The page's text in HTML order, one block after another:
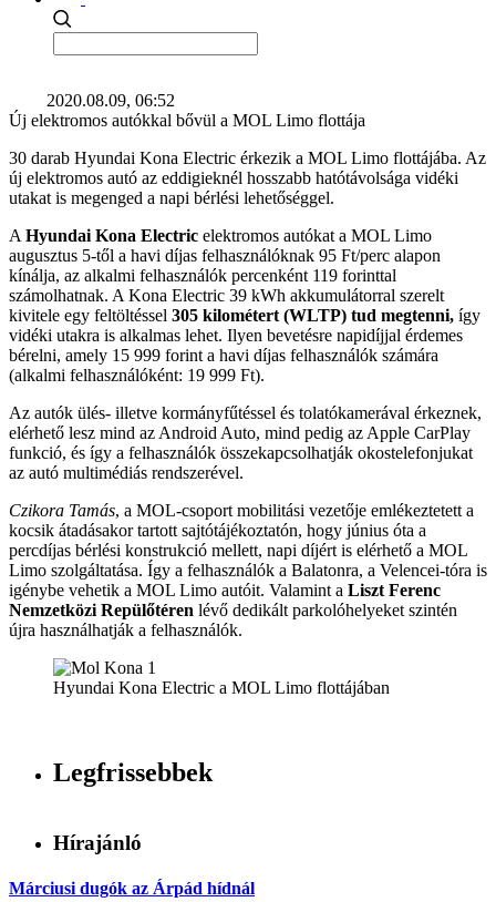
2020.08.09, 06:52
Új elektromos autókkal bővül a MOL Limo flottája
30 darab Hyundai Kona Electric érkezik a MOL Limo flottájába. Az
új elektromos autó az eddigieknél hosszabb hatótávolsága vidéki
utakat is megenged a napi bérlési lehetőséggel.
A Hyundai Kona Electric elektromos autókat a MOL Limo
augusztus 5-től a havi díjas felhasználóknak 95 Ft/perc alapon
kínálja, az alkalmi felhasználók percenként 119 forinttal
számolhatnak. A Kona Electric 39 kWh akkumulátorral szerelt
kivitele egy feltöltéssel 305 kilométert (WLTP) tud megtenni, így
vidéki utakra is alkalmas lehet. Ilyen bevetésre napidíjjal érdemes
bérelni, amely 15 999 forint a havi díjas felhasználók számára
(alkalmi felhasználóként: 19 999 Ft).
Az autók ülés- illetve kormányfűtéssel és tolatókamerával érkeznek,
elérhető lesz mind az Android Auto, mind pedig az Apple CarPlay
funkció, és így a felhasználók összekapcsolhatják okostelefonjukat
az autó multimédiás rendszerével.
Czikora Tamás, a MOL-csoport mobilitási vezetője emlékeztetett a
kocsik átadásakor tartott sajtótájékoztatón, hogy június óta a
percdíjas bérlési konstrukció mellett, napi díjért is elérhető a MOL
Limo szolgáltatása. Így a felhasználók a Balatonra, a Velencei-tóra is
igénybe vehetik a MOL Limo autóit. Valamint a Liszt Ferenc
Nemzetközi Repülőtéren lévő dedikált parkolóhelyeket szintén
újra használhatják a felhasználók.
Hyundai Kona Electric a MOL Limo flottájában
Legfrissebbek
Hírajánló
Márciusi dugók az Árpád hídnál